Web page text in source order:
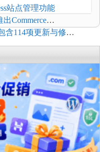
站点管理功能
出Commerce
留前台体验并扩展电
含114项更新与修